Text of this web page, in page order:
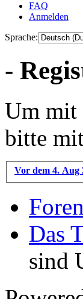
FAQ
Anmelden
Sprache:
-
Um mit
bitte
Vor dem 4. Aug
Das
sind